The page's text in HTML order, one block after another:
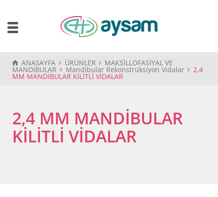
ANASAYFA ÜRÜNLER MAKSİLLOFASİYAL VE
MANDİBULAR Mandibular Rekonstrüksiyon Vidalar 2,4
MM MANDİBULAR KİLİTLİ VİDALAR
2,4 MM MANDİBULAR
KİLİTLİ VİDALAR